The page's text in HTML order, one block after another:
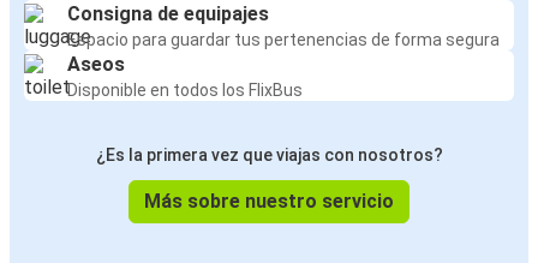
Consigna de equipajes
Espacio para guardar tus pertenencias de forma segura
Aseos
Disponible en todos los FlixBus
¿Es la primera vez que viajas con nosotros?
Más sobre nuestro servicio